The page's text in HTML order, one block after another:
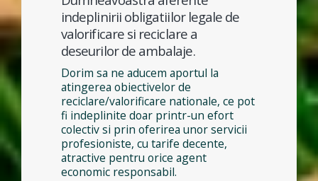
indeplinirii obligatiilor legale de
valorificare si reciclare a
deseurilor de ambalaje.
Dorim sa ne aducem aportul la
atingerea obiectivelor de
reciclare/valorificare nationale, ce pot
fi indeplinite doar printr-un efort
colectiv si prin oferirea unor servicii
profesioniste, cu tarife decente,
atractive pentru orice agent
economic responsabil.